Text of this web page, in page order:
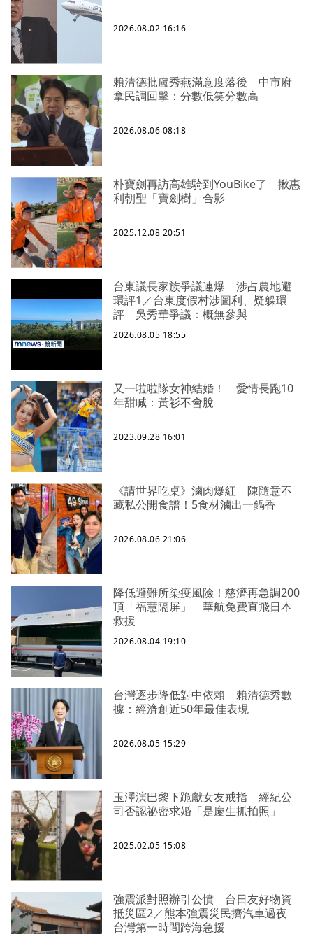
2026.08.02 16:16
賴清德批盧秀燕滿意度落後 中市府
拿民調回擊：分數低笑分數高
2026.08.06 08:18
朴寶劍再訪高雄騎到YouBike了 揪惠
利朝聖「寶劍樹」合影
2025.12.08 20:51
台東議長家族爭議連爆 涉占農地避
環評1／台東度假村涉圖利、疑躲環
評 吳秀華爭議：概無參與
2026.08.05 18:55
又一啦啦隊女神結婚！ 愛情長跑10
年甜喊：黃衫不會脫
2023.09.28 16:01
《請世界吃桌》滷肉爆紅 陳隨意不
藏私公開食譜！5食材滷出一鍋香
2026.08.06 21:06
降低避難所染疫風險！慈濟再急調200
頂「福慧隔屏」 華航免費直飛日本
救援
2026.08.04 19:10
台灣逐步降低對中依賴 賴清德秀數
據：經濟創近50年最佳表現
2026.08.05 15:29
玉澤演巴黎下跪獻女友戒指 經紀公
司否認祕密求婚「是慶生抓拍照」
2025.02.05 15:08
強震派對照辦引公憤 台日友好物資
抵災區2／熊本強震災民擠汽車過夜
台灣第一時間跨海急援